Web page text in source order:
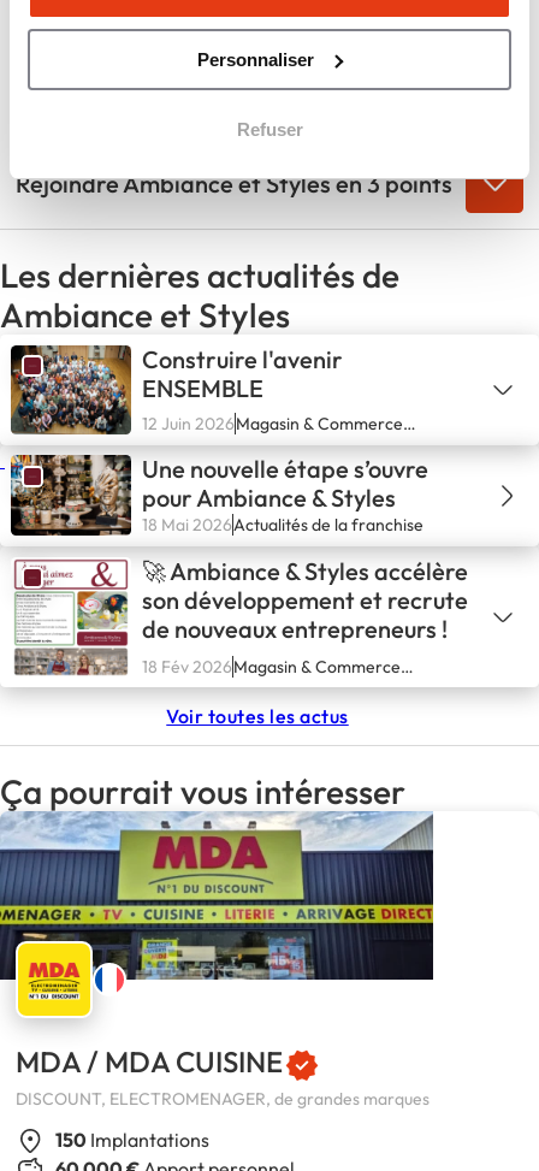
Personnaliser
Refuser
Profils recherchés
Rejoindre Ambiance et Styles en 3 points
Les dernières actualités de
Ambiance et Styles
Construire l'avenir
ENSEMBLE
12 Juin 2026Magasin & Commerce
spécialisé
Une nouvelle étape s’ouvre
pour Ambiance & Styles
18 Mai 2026Actualités de la franchise
🚀 Ambiance & Styles accélère
son développement et recrute
de nouveaux entrepreneurs !
18 Fév 2026Magasin & Commerce
spécialisé
Voir toutes les actus
Ça pourrait vous intéresser
MDA / MDA CUISINE
DISCOUNT, ELECTROMENAGER, de grandes marques
150 Implantations